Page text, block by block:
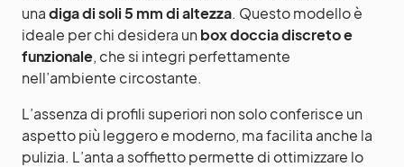
unadiga di soli 5 mm di altezza. Questo modello è
ideale per chi desidera un box doccia discreto e
funzionale, che si integri perfettamente
nell’ambiente circostante.
L’assenza di profili superiori non solo conferisce un
aspetto più leggero e moderno, ma facilita anche la
pulizia. L’anta a soffietto permette di ottimizzare lo